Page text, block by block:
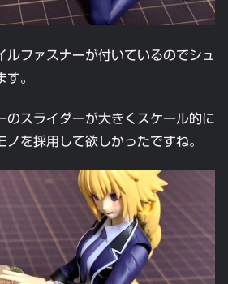
ルファスナーが付いているのでシュ
。
のスライダーが大きくスケール的に
ノを採用して欲しかったですね。